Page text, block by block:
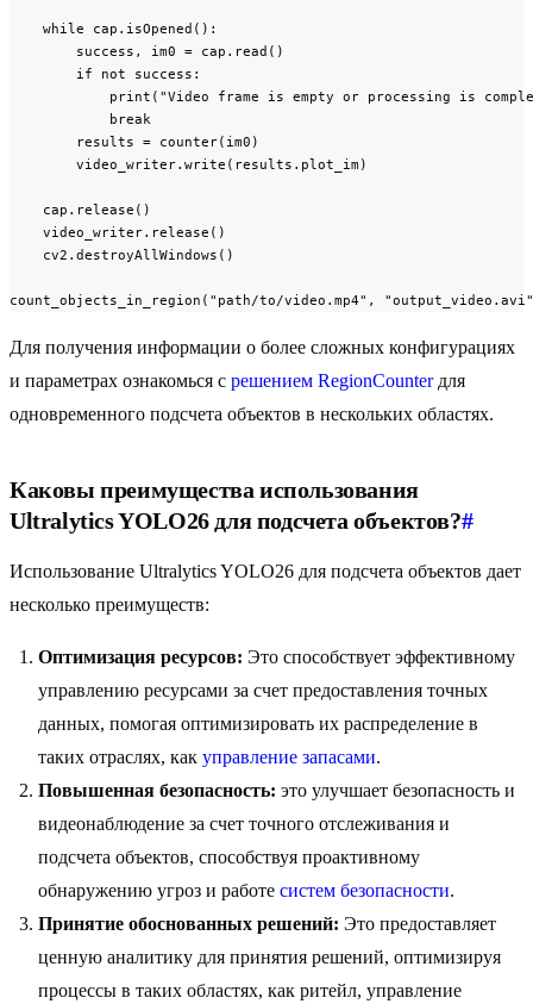
    while cap.isOpened():
        success, im0 = cap.read()
        if not success:
print("Video frame is empty or processing is
            break
        results = counter(im0)
        video_writer.write(results.plot_im)
    cap.release()
    video_writer.release()
    cv2.destroyAllWindows()
count_objects_in_region("path/to/video.mp4",
Для получения информации о более сложных конфигурациях
и параметрах ознакомься с решением RegionCounterдля
одновременного подсчета объектов в нескольких областях.
Каковы преимущества использования
Ultralytics YOLO26 для подсчета объектов?#
Использование Ultralytics YOLO26 для подсчета объектов дает
несколько преимуществ:
Оптимизация ресурсов: Это способствует эффективному
управлению ресурсами за счет предоставления точных
данных, помогая оптимизировать их распределение в
таких отраслях, как управление запасами.
Повышенная безопасность: это улучшает безопасность и
видеонаблюдение за счет точного отслеживания и
подсчета объектов, способствуя проактивному
обнаружению угроз и работе систем безопасности.
Принятие обоснованных решений: Это предоставляет
ценную аналитику для принятия решений, оптимизируя
процессы в таких областях, как ритейл, управление